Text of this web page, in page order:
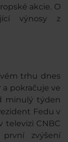
akcie. O
výnosy z
trhu dnes
pokračuje ve
minulý týden
Fedu v
televizi CNBC
zvýšení